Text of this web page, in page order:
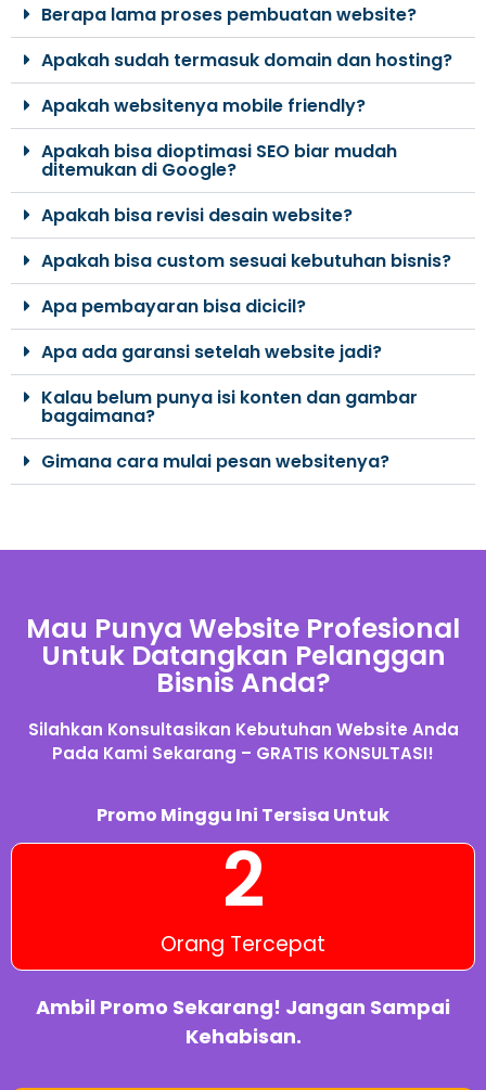
Berapa lama proses pembuatan website?
Apakah sudah termasuk domain dan hosting?
Apakah websitenya mobile friendly?
Apakah bisa dioptimasi SEO biar mudah
ditemukan di Google?
Apakah bisa revisi desain website?
Apakah bisa custom sesuai kebutuhan bisnis?
Apa pembayaran bisa dicicil?
Apa ada garansi setelah website jadi?
Kalau belum punya isi konten dan gambar
bagaimana?
Gimana cara mulai pesan websitenya?
Mau Punya Website Profesional
Untuk Datangkan Pelanggan
Bisnis Anda?
Silahkan Konsultasikan Kebutuhan Website Anda
Pada Kami Sekarang – GRATIS KONSULTASI!
Promo Minggu Ini Tersisa Untuk
Orang Tercepat
2
Ambil Promo Sekarang! Jangan Sampai
Kehabisan.